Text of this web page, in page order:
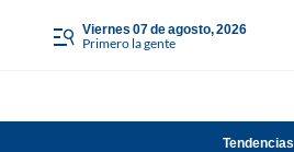
viernes 07 de agosto, 2026
Primero la gente